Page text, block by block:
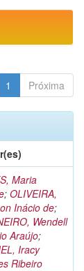
1 Próxima
Maria
; OLIVEIRA,
Inácio de;
Wendell
Araújo;
Iracy
Ribeiro